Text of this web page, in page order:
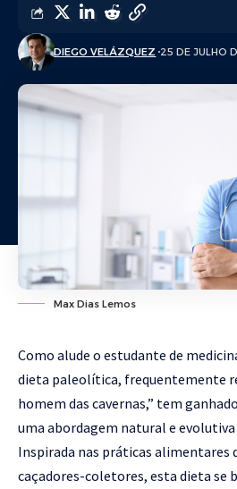
DIEGO VELÁZQUEZ 25 DE JULHO
Max Dias Lemos
Como alude o estudante de
dieta paleolítica, frequentemente
homem das cavernas,” tem
uma abordagem natural e
Inspirada nas práticas alimentares
caçadores-coletores, esta dieta se